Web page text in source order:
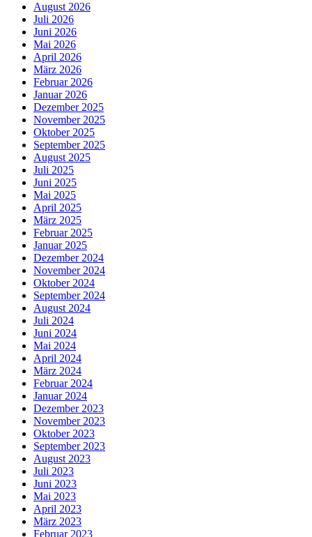
August 2026
Juli 2026
Juni 2026
Mai 2026
April 2026
März 2026
Februar 2026
Januar 2026
Dezember 2025
November 2025
Oktober 2025
September 2025
August 2025
Juli 2025
Juni 2025
Mai 2025
April 2025
März 2025
Februar 2025
Januar 2025
Dezember 2024
November 2024
Oktober 2024
September 2024
August 2024
Juli 2024
Juni 2024
Mai 2024
April 2024
März 2024
Februar 2024
Januar 2024
Dezember 2023
November 2023
Oktober 2023
September 2023
August 2023
Juli 2023
Juni 2023
Mai 2023
April 2023
März 2023
Februar 2023